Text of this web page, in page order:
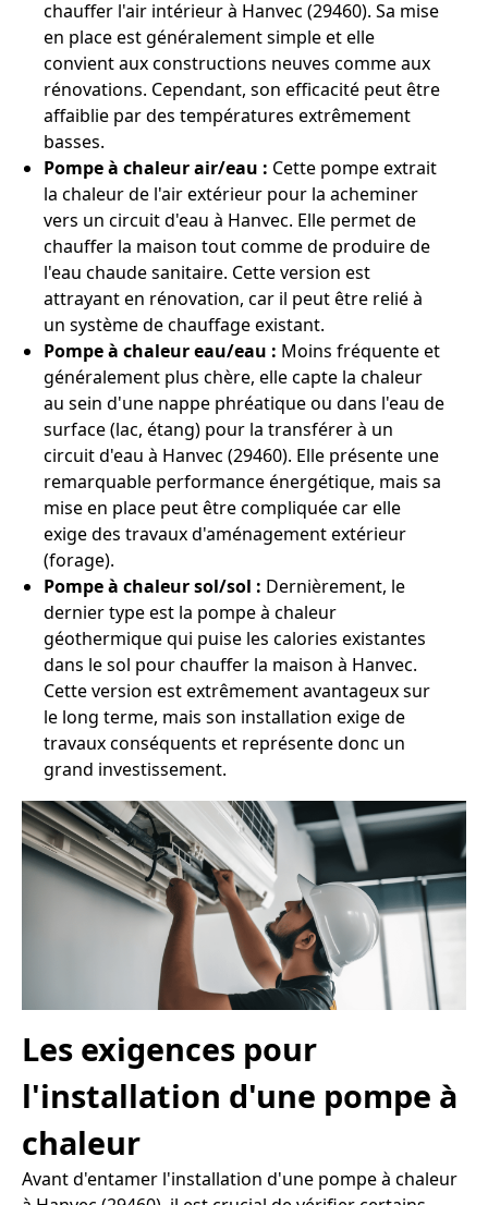
chauffer l'air intérieur à Hanvec (29460). Sa mise
en place est généralement simple et elle
convient aux constructions neuves comme aux
rénovations. Cependant, son efficacité peut être
affaiblie par des températures extrêmement
basses.
Pompe à chaleur air/eau : Cette pompe extrait
la chaleur de l'air extérieur pour la acheminer
vers un circuit d'eau à Hanvec. Elle permet de
chauffer la maison tout comme de produire de
l'eau chaude sanitaire. Cette version est
attrayant en rénovation, car il peut être relié à
un système de chauffage existant.
Pompe à chaleur eau/eau : Moins fréquente et
généralement plus chère, elle capte la chaleur
au sein d'une nappe phréatique ou dans l'eau de
surface (lac, étang) pour la transférer à un
circuit d'eau à Hanvec (29460). Elle présente une
remarquable performance énergétique, mais sa
mise en place peut être compliquée car elle
exige des travaux d'aménagement extérieur
(forage).
Pompe à chaleur sol/sol : Dernièrement, le
dernier type est la pompe à chaleur
géothermique qui puise les calories existantes
dans le sol pour chauffer la maison à Hanvec.
Cette version est extrêmement avantageux sur
le long terme, mais son installation exige de
travaux conséquents et représente donc un
grand investissement.
Les exigences pour
l'installation d'une pompe à
chaleur
Avant d'entamer l'installation d'une pompe à chaleur